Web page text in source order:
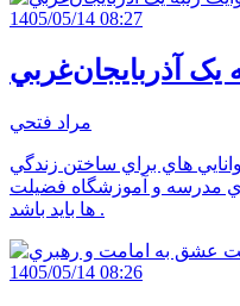
1405/05/14 08:27
آذربايجان‌غربي
مراد فتحي
هاي براي ساختن زندگي
اي مدرسه و آموزشگاه فضيلت
ها بايد باشد .
1405/05/14 08:26